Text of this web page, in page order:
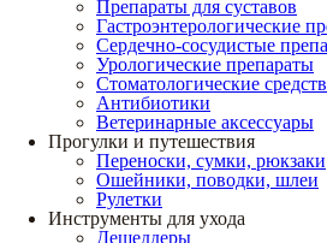
Препараты для суставов
Гастроэнтерологические
Сердечно-сосудистые
Урологические препараты
Стоматологические
Антибиотики
Ветеринарные аксессуары
Прогулки и путешествия
Переноски, сумки, рюкзаки
Ошейники, поводки, шлеи
Рулетки
Инструменты для ухода
Дешеддеры